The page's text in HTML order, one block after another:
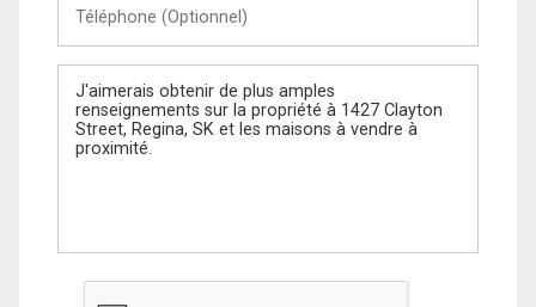
(Optionnel)
Message